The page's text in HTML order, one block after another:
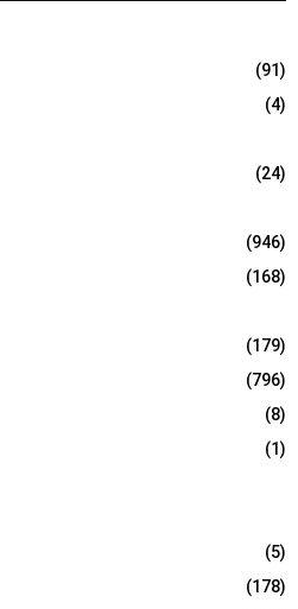
R
C
H
(91)
(4)
(24)
(946)
(168)
(179)
(796)
(8)
(1)
(5)
(178)